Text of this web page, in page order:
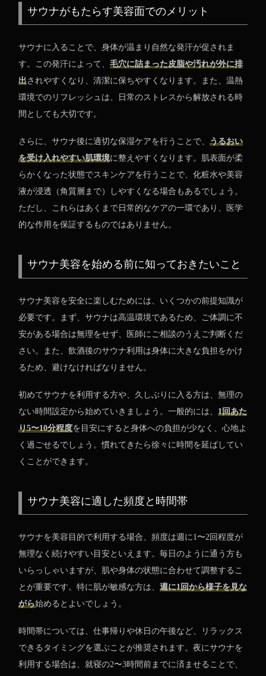
サウナがもたらす美容面でのメリット
サウナに入ることで、身体が温まり自然な発汗が促されま
す。この発汗によって、毛穴に詰まった皮脂や汚れが外に排
出されやすくなり、清潔に保ちやすくなります。また、温熱
環境でのリフレッシュは、日常のストレスから解放される時
間としても大切です。
さらに、サウナ後に適切な保湿ケアを行うことで、うるおい
を受け入れやすい肌環境に整えやすくなります。肌表面が柔
らかくなった状態でスキンケアを行うことで、化粧水や美容
液が浸透（角質層まで）しやすくなる場合もあるでしょう。
ただし、これらはあくまで日常的なケアの一環であり、医学
的な作用を保証するものではありません。
サウナ美容を始める前に知っておきたいこと
サウナ美容を安全に楽しむためには、いくつかの前提知識が
必要です。まず、サウナは高温環境であるため、ご体調に不
安がある場合は無理をせず、医師にご相談のうえご判断くだ
さい。また、飲酒後のサウナ利用は身体に大きな負担をかけ
るため、避けなければなりません。
初めてサウナを利用する方や、久しぶりに入る方は、無理の
ない時間設定から始めていきましょう。一般的には、1回あた
り5〜10分程度を目安にすると身体への負担が少なく、心地よ
く過ごせるでしょう。慣れてきたら徐々に時間を延ばしてい
くことができます。
サウナ美容に適した頻度と時間帯
サウナを美容目的で利用する場合、頻度は週に1〜2回程度が
無理なく続けやすい目安といえます。毎日のように通う方も
いらっしゃいますが、肌や身体の状態に合わせて調整するこ
とが重要です。特に肌が敏感な方は、週に1回から様子を見な
がら始めるとよいでしょう。
時間帯については、仕事帰りや休日の午後など、リラックス
できるタイミングを選ぶことが推奨されます。夜にサウナを
利用する場合は、就寝の2〜3時間前までに済ませることで、